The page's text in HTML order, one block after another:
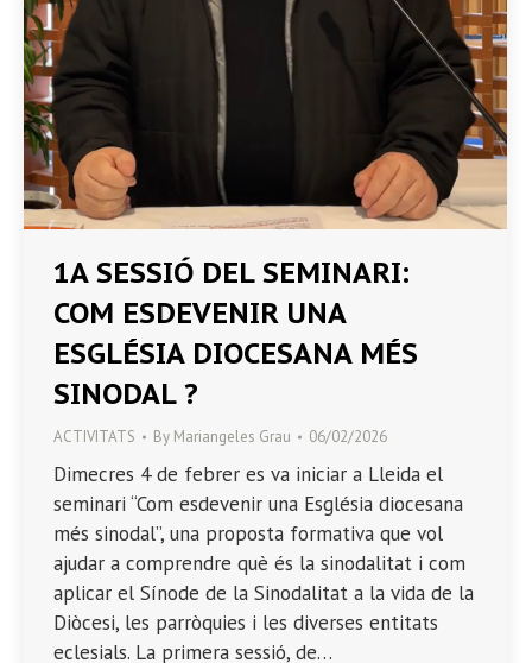
1A SESSIÓ DEL SEMINARI:
COM ESDEVENIR UNA
ESGLÉSIA DIOCESANA MÉS
SINODAL ?
ACTIVITATS By Mariangeles Grau 06/02/2026
Dimecres 4 de febrer es va iniciar a Lleida el
seminari “Com esdevenir una Església diocesana
més sinodal”, una proposta formativa que vol
ajudar a comprendre què és la sinodalitat i com
aplicar el Sínode de la Sinodalitat a la vida de la
Diòcesi, les parròquies i les diverses entitats
eclesials. La primera sessió, de…